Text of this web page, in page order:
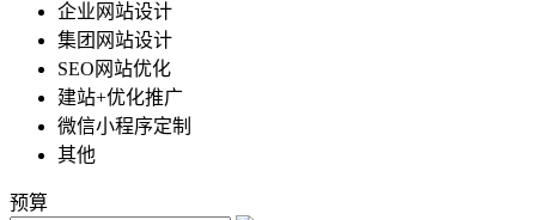
企业网站设计
集团网站设计
SEO网站优化
建站+优化推广
微信小程序定制
其他
预算